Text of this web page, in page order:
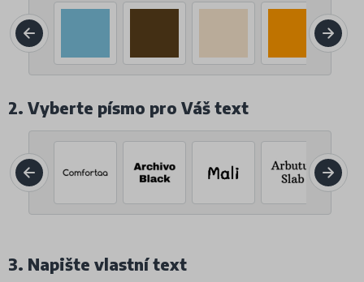
2. Vyberte písmo pro Váš text
3. Napište vlastní text